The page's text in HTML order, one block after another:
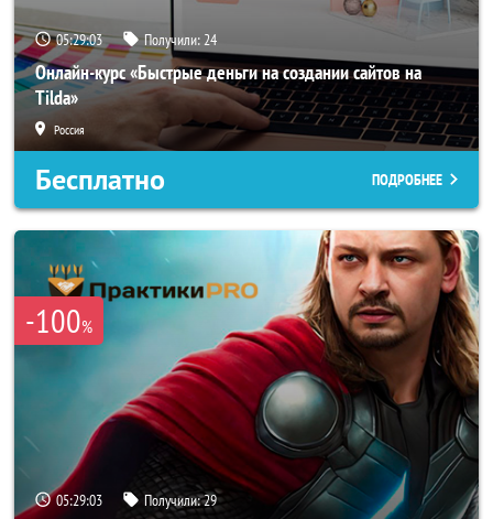
05:29:02 Получили:24
Онлайн-курс «Быстрые деньги на создании сайтов на
Tilda»
Россия
Бесплатно ПОДРОБНЕЕ
-100%
05:29:02 Получили:29